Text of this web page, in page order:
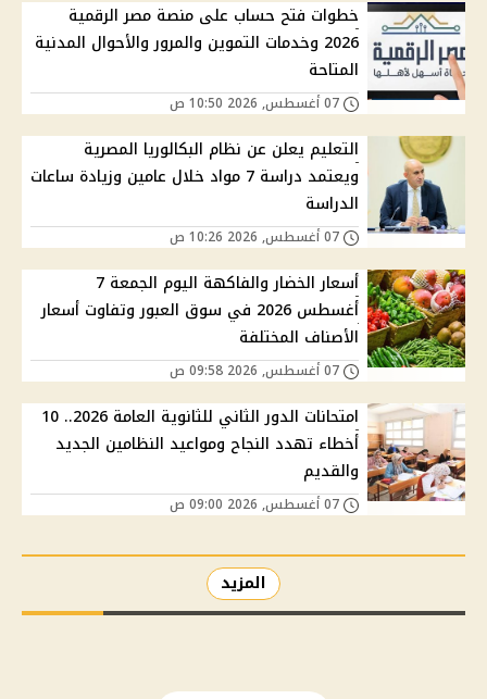
خطوات فتح حساب على منصة مصر الرقمية
2026 وخدمات التموين والمرور والأحوال المدنية
المتاحة
التعليم يعلن عن نظام البكالوريا المصرية
ويعتمد دراسة 7 مواد خلال عامين وزيادة ساعات
الدراسة
أسعار الخضار والفاكهة اليوم الجمعة 7
أغسطس 2026 في سوق العبور وتفاوت أسعار
الأصناف المختلفة
امتحانات الدور الثاني للثانوية العامة 2026.. 10
أخطاء تهدد النجاح ومواعيد النظامين الجديد
والقديم
المزيد